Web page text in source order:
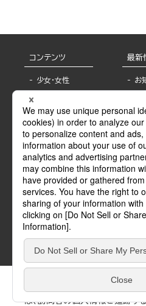
コンテンツ
少女・女性
BL
ライトノベル
青年・一般
グラビア・写真
モーター誌
SPECIAL
Sublicense
最新
お
報
書
海
公
ン
作
ぶんか社が運営するサイトで
は、訪問者の個人情報を追跡す